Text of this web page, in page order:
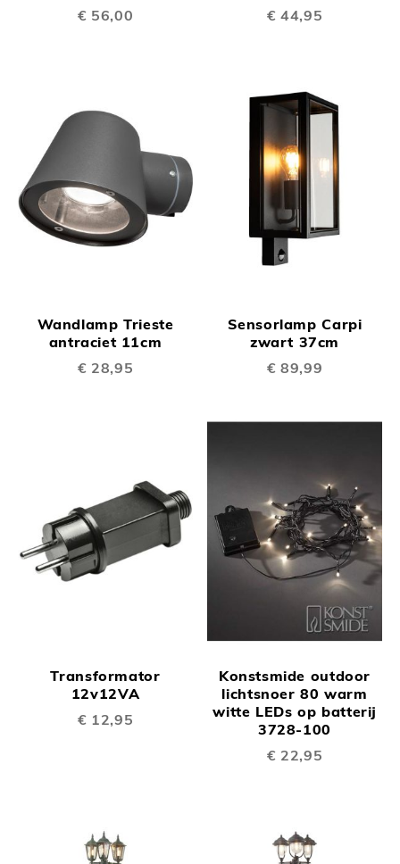
€ 56,00
€ 44,95
Wandlamp Trieste
antraciet 11cm
€ 28,95
Sensorlamp Carpi
zwart 37cm
€ 89,99
Transformator
12v12VA
€ 12,95
Konstsmide outdoor
lichtsnoer 80 warm
witte LEDs op batterij
3728-100
€ 22,95